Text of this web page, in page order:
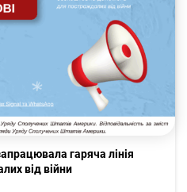
гаряча лінія
від війни